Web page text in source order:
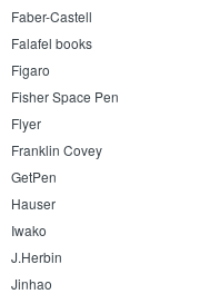
Faber-Castell
Falafel books
Figaro
Fisher Space Pen
Flyer
Franklin Covey
GetPen
Hauser
Iwako
J.Herbin
Jinhao